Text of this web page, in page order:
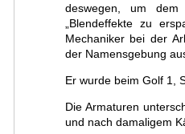
deswegen, um dem
„Blendeffekte zu
Mechaniker bei der
der Namensgebung
Er wurde beim Golf 1,
Die Armaturen
und nach damaligem